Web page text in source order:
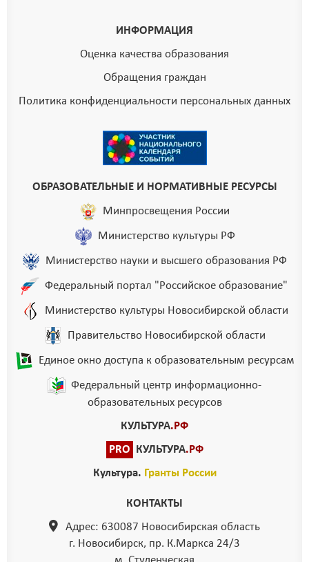
ИНФОРМАЦИЯ
Оценка качества образования
Обращения граждан
Политика конфиденциальности персональных данных
ОБРАЗОВАТЕЛЬНЫЕ И НОРМАТИВНЫЕ РЕСУРСЫ
Минпросвещения России
Министерство культуры РФ
Министерство науки и высшего образования РФ
Федеральный портал "Российское образование"
Министерство культуры Новосибирской области
Правительство Новосибирской области
Единое окно доступа к образовательным ресурсам
Федеральный центр информационно-
образовательных ресурсов
КУЛЬТУРА.РФ
PRO
КУЛЬТУРА.РФ
Культура. Гранты России
КОНТАКТЫ
Адрес: 630087 Новосибирская область
г. Новосибирск, пр. К.Маркса 24/3